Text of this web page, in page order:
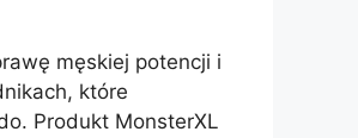
męskiej potencji i
które
Produkt MonsterXL